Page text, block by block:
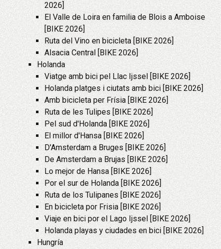
2026]
El Valle de Loira en familia de Blois a Amboise
[BIKE 2026]
Ruta del Vino en bicicleta [BIKE 2026]
Alsacia Central [BIKE 2026]
Holanda
Viatge amb bici pel Llac Ijssel [BIKE 2026]
Holanda platges i ciutats amb bici [BIKE 2026]
Amb bicicleta per Frísia [BIKE 2026]
Ruta de les Tulipes [BIKE 2026]
Pel sud d'Holanda [BIKE 2026]
El millor d'Hansa [BIKE 2026]
D'Amsterdam a Bruges [BIKE 2026]
De Amsterdam a Brujas [BIKE 2026]
Lo mejor de Hansa [BIKE 2026]
Por el sur de Holanda [BIKE 2026]
Ruta de los Tulipanes [BIKE 2026]
En bicicleta por Frisia [BIKE 2026]
Viaje en bici por el Lago Ijssel [BIKE 2026]
Holanda playas y ciudades en bici [BIKE 2026]
Hungría